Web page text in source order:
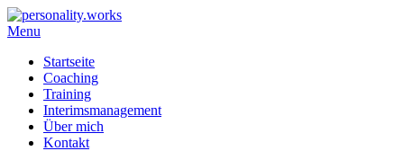
Menu
Startseite
Coaching
Training
Interimsmanagement
Über mich
Kontakt